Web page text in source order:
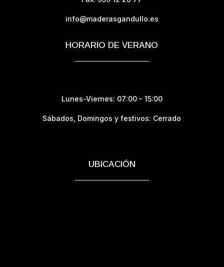
info@maderasgandullo.es
HORARIO DE VERANO
Lunes-Viernes: 07:00 – 15:00
Sábados, Domingos y festivos: Cerrado
UBICACIÓN